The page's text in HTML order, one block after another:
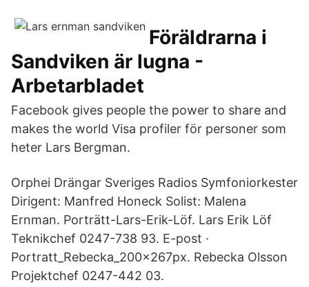
Föräldrarna i
Sandviken är lugna -
Arbetarbladet
Facebook gives people the power to share and
makes the world Visa profiler för personer som
heter Lars Bergman.
Orphei Drängar Sveriges Radios Symfoniorkester
Dirigent: Manfred Honeck Solist: Malena
Ernman. Porträtt-Lars-Erik-Löf. Lars Erik Löf
Teknikchef 0247-738 93. E-post ·
Portratt_Rebecka_200x267px. Rebecka Olsson
Projektchef 0247-442 03.